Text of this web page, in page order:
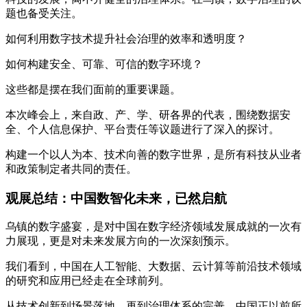
题也备受关注。
如何利用数字技术提升社会治理的效率和透明度？
如何构建安全、可靠、可信的数字环境？
这些都是摆在我们面前的重要课题。
本次峰会上，来自政、产、学、研各界的代表，围绕数据安
全、个人信息保护、平台责任等议题进行了深入的探讨。
构建一个以人为本、技术向善的数字世界，是所有科技从业者
和政策制定者共同的责任。
观展总结：中国数智化未来，已然启航
乌镇的数字盛宴，是对中国在数字经济领域发展成就的一次有
力展现，更是对未来发展方向的一次深刻预示。
我们看到，中国在人工智能、大数据、云计算等前沿技术领域
的研究和应用已经走在全球前列。